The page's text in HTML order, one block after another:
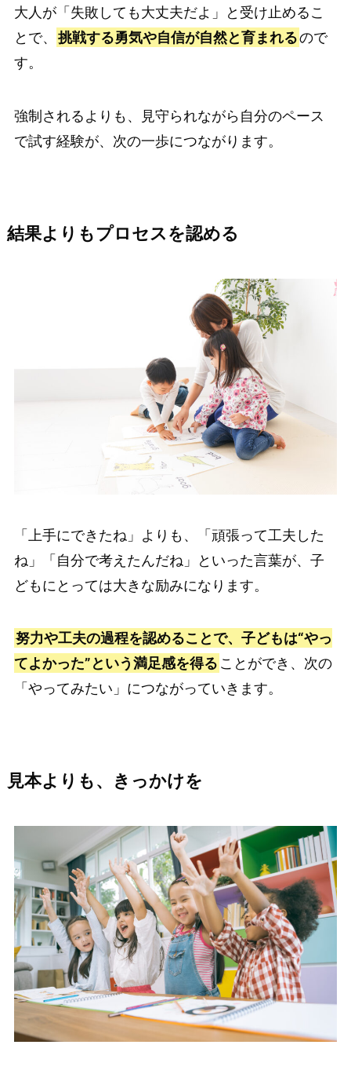
大人が「失敗しても大丈夫だよ」と受け止めるこ
とで、 挑戦する勇気や自信が自然と育まれるので
す。
強制されるよりも、見守られながら自分のペース
で試す経験が、次の一歩につながります。
結果よりもプロセスを認める
「上手にできたね」よりも、「頑張って工夫した
ね」「自分で考えたんだね」といった言葉が、子
どもにとっては大きな励みになります。
努力や工夫の過程を認めることで、子どもは“やっ
てよかった”という満足感を得る ことができ、次の
「やってみたい」につながっていきます。
見本よりも、きっかけを